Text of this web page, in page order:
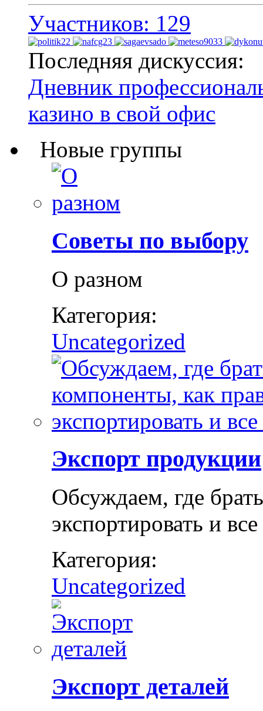
Участников: 129
Последняя дискуссия:
Дневник
казино в свой офис
Новые группы
Советы по выбору
О разном
Категория:
Uncategorized
Экспорт продукции
Обсуждаем, где
экспортировать и
Категория:
Uncategorized
Экспорт деталей